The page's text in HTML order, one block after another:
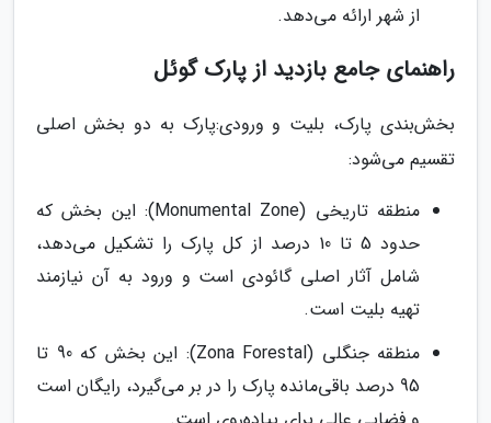
از شهر ارائه می‌دهد.
راهنمای جامع بازدید از پارک گوئل
بخش‌بندی پارک، بلیت و ورودی:پارک به دو بخش اصلی
تقسیم می‌شود:
منطقه تاریخی (Monumental Zone): این بخش که
حدود 5 تا 10 درصد از کل پارک را تشکیل می‌دهد،
شامل آثار اصلی گائودی است و ورود به آن نیازمند
تهیه بلیت است.
منطقه جنگلی (Zona Forestal): این بخش که 90 تا
95 درصد باقی‌مانده پارک را در بر می‌گیرد، رایگان است